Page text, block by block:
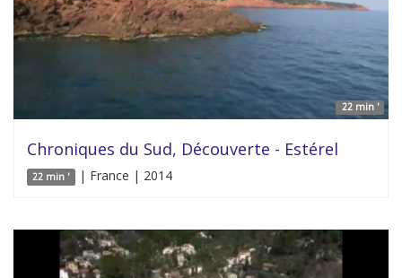
22 min '
Chroniques du Sud, Découverte - Estérel
22 min ' | France | 2014